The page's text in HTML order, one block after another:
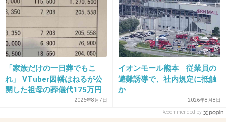
華がある？？えっ？！
+167 -1
2019/11/06(水) 17:44:56
ババア
-7
局“やったもん勝ち”になって
しまうのでしょうか？
「家族だけの一日葬でもこ
れ」 VTuber因幡はねるが公
開した祖母の葬儀代175万円
2026年8月7日
イオンモール熊本 従業員の
避難誘導で、社内規定に抵触
か
2026年8月8日
Recommended by